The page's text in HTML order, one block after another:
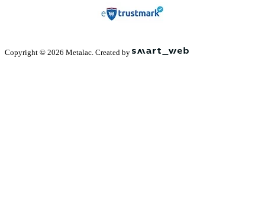
Copyright © 2026 Metalac. Created by